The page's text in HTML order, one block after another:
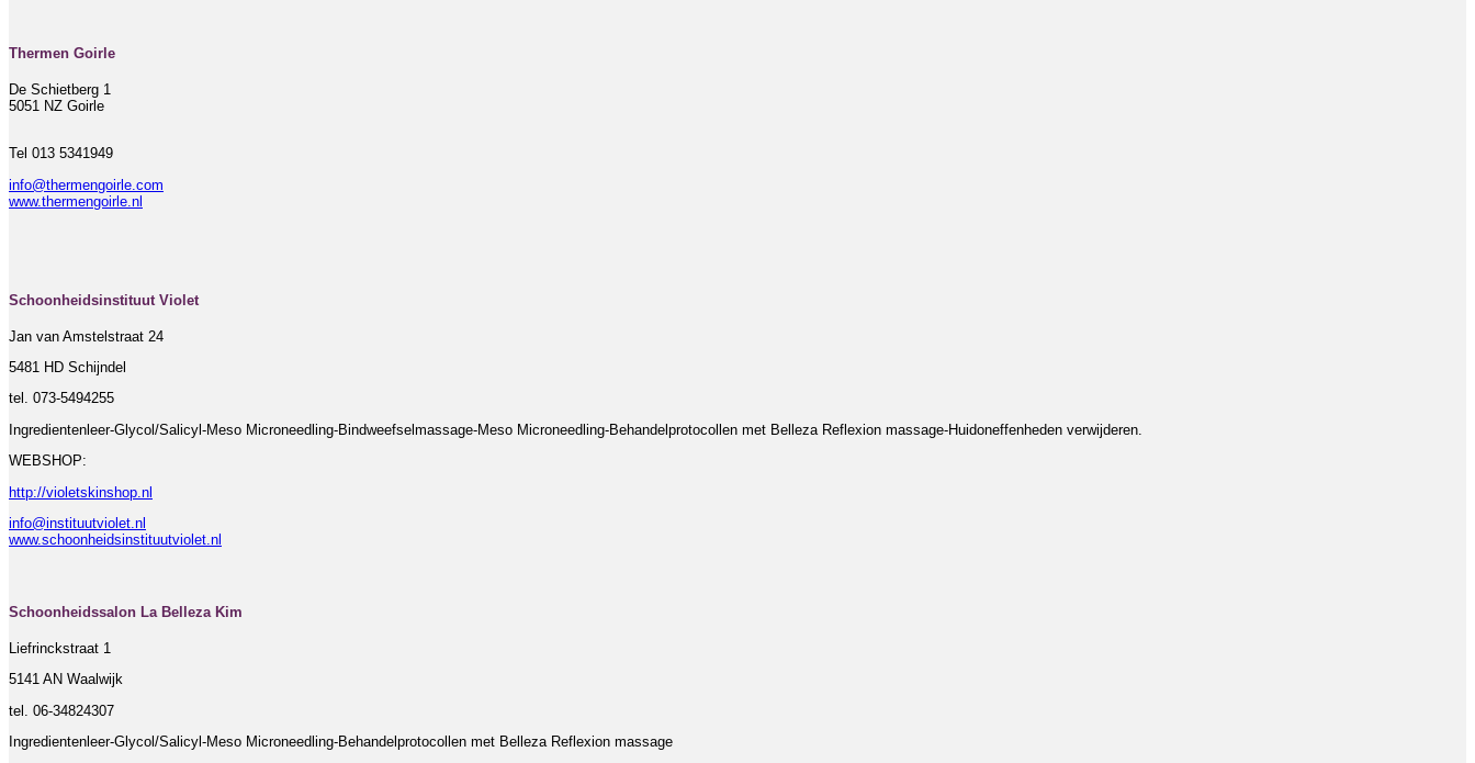
Thermen Goirle
De Schietberg 1
5051 NZ Goirle
Tel 013 5341949
info@thermengoirle.com
www.thermengoirle.nl
Schoonheidsinstituut Violet
Jan van Amstelstraat 24
5481 HD Schijndel
tel. 073-5494255
Ingredientenleer-Glycol/Salicyl-Meso Microneedling-Bindweefselmassage-Meso Microneedling-Behandelprotocollen met Belleza Reflexion massage-Huidoneffenheden verwijderen.
WEBSHOP:
http://violetskinshop.nl
info@instituutviolet.nl
www.schoonheidsinstituutviolet.nl
Schoonheidssalon La Belleza Kim
Liefrinckstraat 1
5141 AN Waalwijk
tel. 06-34824307
Ingredientenleer-Glycol/Salicyl-Meso Microneedling-Behandelprotocollen met Belleza Reflexion massage